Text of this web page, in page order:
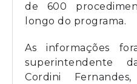
de 600
longo do programa.
As informações
superintendente
Cordini